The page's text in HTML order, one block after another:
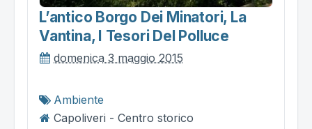
L’antico Borgo Dei Minatori, La
Vantina, I Tesori Del Polluce
domenica 3 maggio 2015
Ambiente
Capoliveri - Centro storico